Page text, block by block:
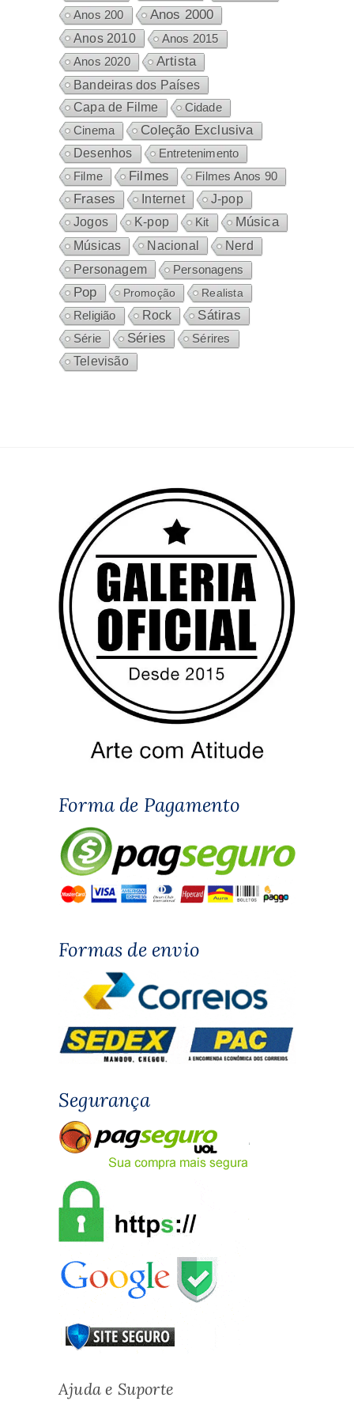
Anos 200 Anos 2000
Anos 2010 Anos 2015
Anos 2020 Artista
Bandeiras dos Países
Capa de Filme
Cidade
Cinema
Coleção Exclusiva
Desenhos
Entretenimento
Filme
Filmes Filmes Anos 90
Frases Internet
J-pop
Jogos
K-pop Kit Música
Músicas Nacional Nerd
Personagem Personagens
Pop Promoção
Realista
Religião
Rock Sátiras
Série Séries
Sérires
Televisão
Forma de Pagamento
Formas de envio
Segurança
Ajuda e Suporte